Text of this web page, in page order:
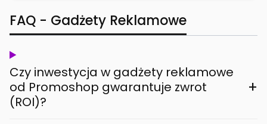
FAQ - Gadżety Reklamowe
Czy inwestycja w gadżety reklamowe
od Promoshop gwarantuje zwrot
(ROI)?
+